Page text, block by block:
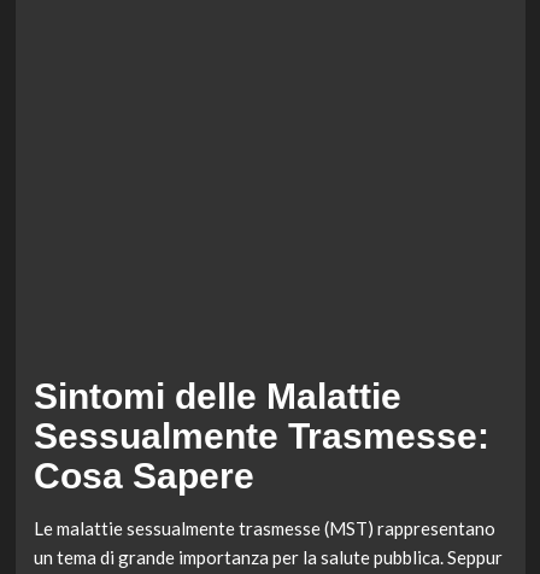
Sintomi delle Malattie
Sessualmente Trasmesse:
Cosa Sapere
Le malattie sessualmente trasmesse (MST) rappresentano
un tema di grande importanza per la salute pubblica. Seppur